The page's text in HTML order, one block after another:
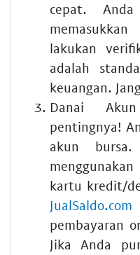
cepat.
lakukan
adalah
keuangan.
Danai
pentingnya!
akun
kartu kredit/
JualSaldo.com
pembayaran
Jika Anda